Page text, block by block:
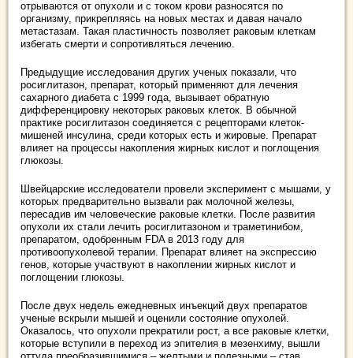
отрываются от опухоли и с током крови разносятся по
организму, прикрепляясь на новых местах и давая начало
метастазам. Такая пластичность позволяет раковым клеткам
избегать смерти и сопротивляться лечению.
Предыдущие исследования других ученых показали, что
росиглитазон, препарат, который применяют для лечения
сахарного диабета с 1999 года, вызывает обратную
дифференцировку некоторых раковых клеток. В обычной
практике росиглитазон соединяется с рецепторами клеток-
мишеней инсулина, среди которых есть и жировые. Препарат
влияет на процессы накопления жирных кислот и поглощения
глюкозы.
Швейцарские исследователи провели эксперимент с мышами, у
которых предварительно вызвали рак молочной железы,
пересадив им человеческие раковые клетки. После развития
опухоли их стали лечить росиглитазоном и траметинибом,
препаратом, одобренным FDA в 2013 году для
противоопухолевой терапии. Препарат влияет на экспрессию
генов, которые участвуют в накоплении жирных кислот и
поглощении глюкозы.
После двух недель ежедневных инъекций двух препаратов
ученые вскрыли мышей и оценили состояние опухолей.
Оказалось, что опухоли прекратили рост, а все раковые клетки,
которые вступили в переход из эпителия в мезенхиму, вышли